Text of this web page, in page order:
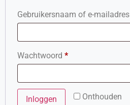
Gebruikersnaam of e-mailadres
Wachtwoord *
Onthouden
Inloggen